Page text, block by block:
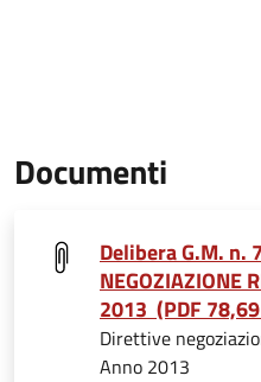
Documenti
Delibera G.M. n.
NEGOZIAZIONE
2013 (PDF
Direttive
Anno 2013